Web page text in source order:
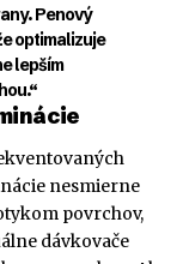
Penový
optimalizuje
lepším
nesmierne
povrchov,
dávkovače